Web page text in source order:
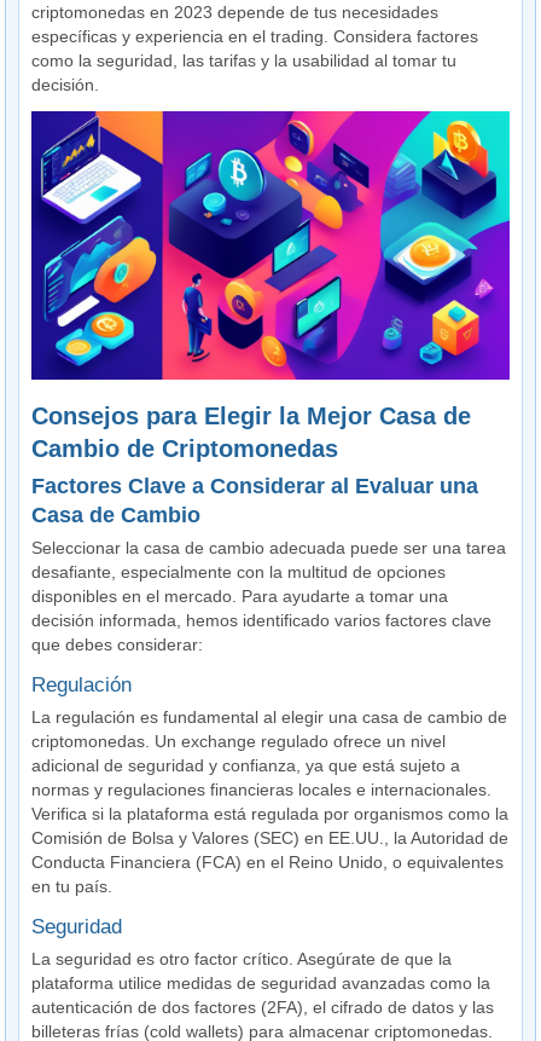
criptomonedas en 2023 depende de tus necesidades
específicas y experiencia en el trading. Considera factores
como la seguridad, las tarifas y la usabilidad al tomar tu
decisión.
Consejos para Elegir la Mejor Casa de
Cambio de Criptomonedas
Factores Clave a Considerar al Evaluar una
Casa de Cambio
Seleccionar la casa de cambio adecuada puede ser una tarea
desafiante, especialmente con la multitud de opciones
disponibles en el mercado. Para ayudarte a tomar una
decisión informada, hemos identificado varios factores clave
que debes considerar:
Regulación
La regulación es fundamental al elegir una casa de cambio de
criptomonedas. Un exchange regulado ofrece un nivel
adicional de seguridad y confianza, ya que está sujeto a
normas y regulaciones financieras locales e internacionales.
Verifica si la plataforma está regulada por organismos como la
Comisión de Bolsa y Valores (SEC) en EE.UU., la Autoridad de
Conducta Financiera (FCA) en el Reino Unido, o equivalentes
en tu país.
Seguridad
La seguridad es otro factor crítico. Asegúrate de que la
plataforma utilice medidas de seguridad avanzadas como la
autenticación de dos factores (2FA), el cifrado de datos y las
billeteras frías (cold wallets) para almacenar criptomonedas.